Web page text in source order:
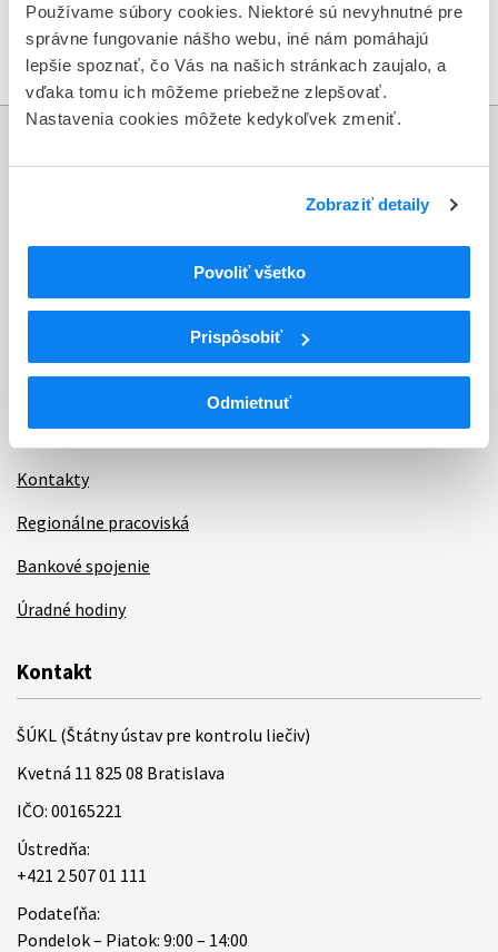
Používame súbory cookies. Niektoré sú nevyhnutné pre
správne fungovanie nášho webu, iné nám pomáhajú
lepšie spoznať, čo Vás na našich stránkach zaujalo, a
vďaka tomu ich môžeme priebežne zlepšovať.
Nastavenia cookies môžete kedykoľvek zmeniť.
Zobraziť detaily
Povoliť všetko
Prispôsobiť
Odmietnuť
PANDÉMIE COVID-19 (Verzia 3, 09. 04. 2021)nájdeteTUalebo v
článku z 16. 3. 2020.
Dotazník spokojnosti zákazníka
Sťažnosti a petície
Poskytovanie informácií
Ochrana osobných údajov
Odkazy
Kontakty
Regionálne pracoviská
Bankové spojenie
Úradné hodiny
Kontakt
ŠÚKL (Štátny ústav pre kontrolu liečiv)
Kvetná 11 825 08 Bratislava
IČO: 00165221
Ústredňa:
+421 2 507 01 111
Podateľňa:
Pondelok – Piatok: 9:00 – 14:00